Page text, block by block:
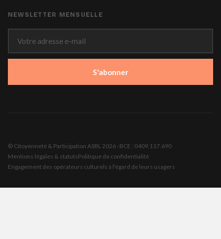
NEWSLETTER MENSUELLE
S'abonner
© Citoyenneté & Participation ASBL 2026 · BCE : 0409.117.690
Mentions légales & statutsPolitique de confidentialité
Engagement des opérateurs culturels à l'égard de leurs usagers